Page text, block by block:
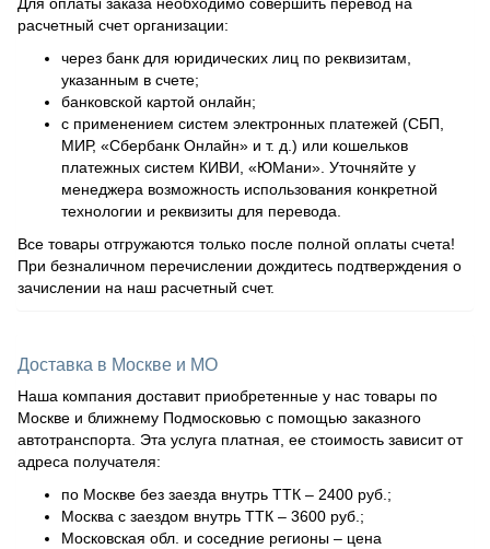
расчетный счет организации:
через банк для юридических лиц по реквизитам,
указанным в счете;
банковской картой онлайн;
с применением систем электронных платежей (СБП,
МИР, «Сбербанк Онлайн» и т. д.) или кошельков
платежных систем КИВИ, «ЮМани». Уточняйте у
менеджера возможность использования конкретной
технологии и реквизиты для перевода.
Все товары отгружаются только после полной оплаты счета!
При безналичном перечислении дождитесь подтверждения о
зачислении на наш расчетный счет.
Доставка в Москве и МО
Наша компания доставит приобретенные у нас товары по
Москве и ближнему Подмосковью с помощью заказного
автотранспорта. Эта услуга платная, ее стоимость зависит от
адреса получателя:
по Москве без заезда внутрь ТТК – 2400 руб.;
Москва с заездом внутрь ТТК – 3600 руб.;
Московская обл. и соседние регионы – цена